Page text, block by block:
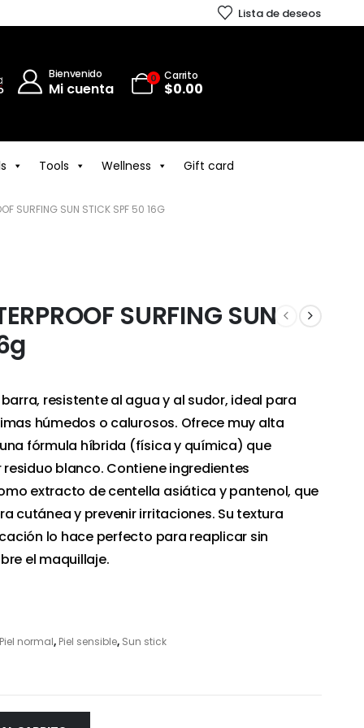
Lista de deseos
Bienvenido
Mi cuenta
0 Carrito
$0.00
Tools Wellness Gift card
SURFING SUN STICK SPF 50 16G
SURFING SUN
resistente al agua y al sudor, ideal para
húmedos o calurosos. Ofrece muy alta
una fórmula híbrida (física y química) que
blanco. Contiene ingredientes
extracto de centella asiática y pantenol, que
cutánea y prevenir irritaciones. Su textura
lo hace perfecto para reaplicar sin
el maquillaje.
Piel normal, Piel sensible, Sun stick